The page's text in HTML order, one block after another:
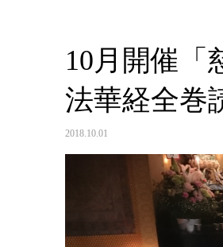
10月開催「
法華経全巻
2018.10.01